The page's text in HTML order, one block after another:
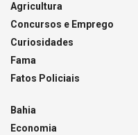
Agricultura
Concursos e Emprego
Curiosidades
Fama
Fatos Policiais
Bahia
Economia